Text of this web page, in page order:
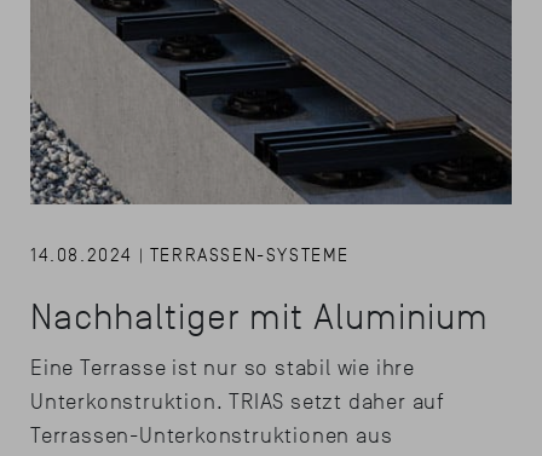
14.08.2024 | TERRASSEN-SYSTEME
Nachhaltiger mit Aluminium
Eine Terrasse ist nur so stabil wie ihre
Unterkonstruktion. TRIAS setzt daher auf
Terrassen-Unterkonstruktionen aus